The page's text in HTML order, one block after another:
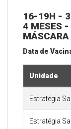
16-19H -
4 MESES -
MÁSCARA
Data de
Unidade
Estratégia
Estratégia